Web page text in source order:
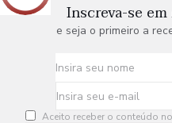
Inscreva-se
e seja o primeiro a
Aceito receber o conteúdo